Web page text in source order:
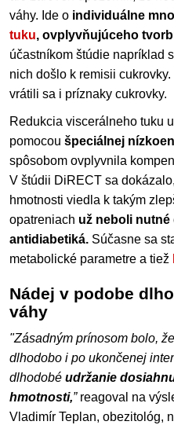
váhy. Ide o individuálne
tuku, ovplyvňujúceho
účastníkom štúdie napríklad
nich došlo k remisii
vrátili sa i príznaky cukrovky.
Redukcia viscerálneho tuku
pomocou špeciálnej
spôsobom ovplyvnila
V štúdii DiRECT sa
hmotnosti viedla k takým
opatreniach už neboli
antidiabetiká. Súčasne sa
metabolické parametre a tiež
Nádej v podobe
váhy
"Zásadným prínosom bolo,
dlhodobo i po ukončenej
dlhodobé udržanie
hmotnosti,”reagoval na
Vladimír Teplan, obezitológ,